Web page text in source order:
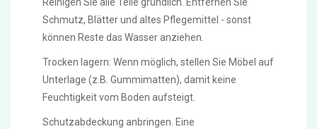
Schmutz, Blätter und altes Pflegemittel - sonst
können Reste das Wasser anziehen.
Trocken lagern: Wenn möglich, stellen Sie Möbel auf
Unterlage (z.B. Gummimatten), damit keine
Feuchtigkeit vom Boden aufsteigt.
Schutzabdeckung anbringen. Eine